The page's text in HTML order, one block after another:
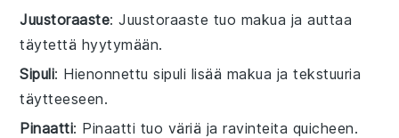
Juustoraaste: Juustoraaste tuo makua ja auttaa
täytettä hyytymään.
Sipuli: Hienonnettu sipuli lisää makua ja tekstuuria
täytteeseen.
Pinaatti: Pinaatti tuo väriä ja ravinteita quicheen.